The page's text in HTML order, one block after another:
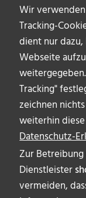
Wir
Tracking-
dient nur
Webseite
Tracking"
zeichnen
weiterhin
Datenschutz-
Zur
Dienstleister
vermeiden,